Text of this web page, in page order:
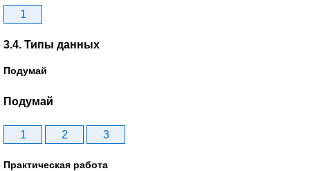
1
3.4. Типы данных
Подумай
Подумай
1 2 3
Практическая работа